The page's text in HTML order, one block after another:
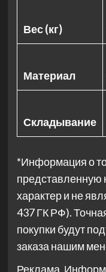
Вес (кг)
Материал
Складывание
*Информация о
представленную
характер и не
437 ГК РФ).
покупки будут
заказа нашим
Реклама.